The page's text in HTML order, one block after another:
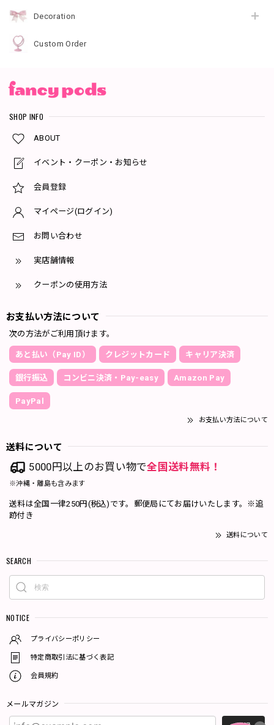
Decoration
Custom Order
SHOP INFO
ABOUT
イベント・クーポン・お知らせ
会員登録
マイページ(ログイン)
お問い合わせ
実店舗情報
クーポンの使用方法
お支払い方法について
次の方法がご利用頂けます。
あと払い（Pay ID） クレジットカード キャリア決済
銀行振込 コンビニ決済・Pay-easy Amazon Pay
PayPal
お支払い方法について
送料について
5000円以上のお買い物で全国送料無料！
※沖縄・離島も含みます
送料は全国一律250円(税込)です。郵便局にてお届けいたします。※追
跡付き
送料について
SEARCH
NOTICE
プライバシーポリシー
特定商取引法に基づく表記
会員規約
メールマガジン